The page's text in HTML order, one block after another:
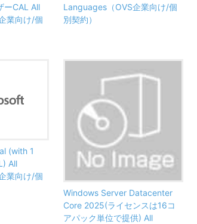
ーCAL All
業向け/個
Languages（OVS企業向け/個
別契約）
(with 1
All
業向け/個
Windows Server Datacenter
Core 2025(ライセンスは16コ
アパック単位で提供) All